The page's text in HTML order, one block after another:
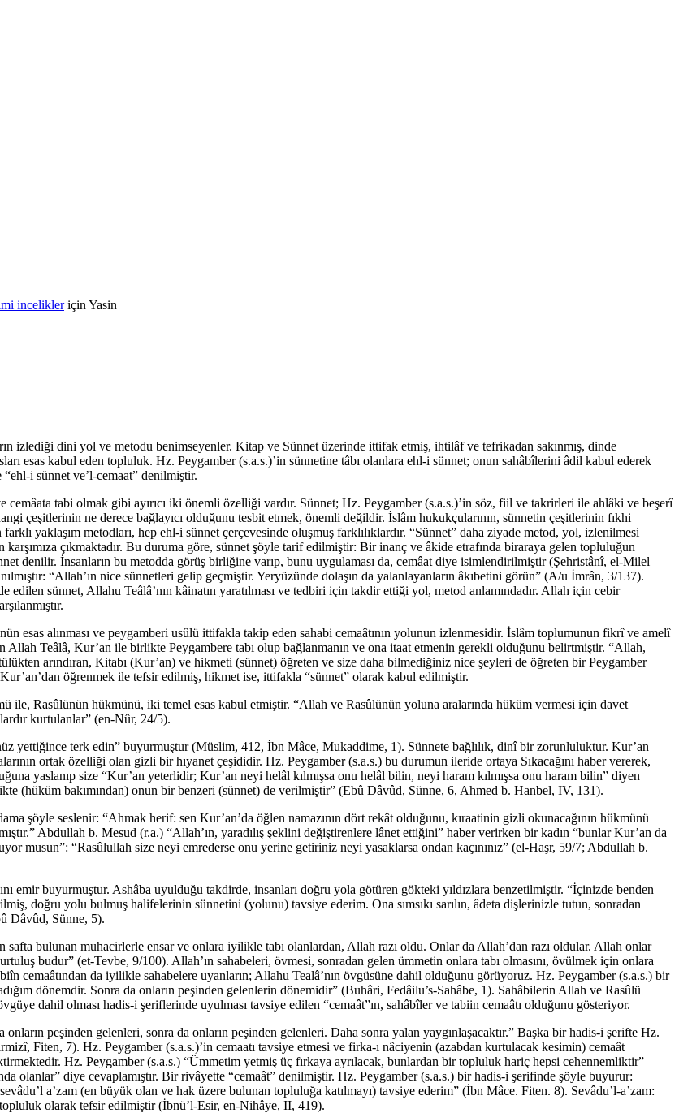
incelikleriçin Yasin
izlediği dini yol ve metodu benimseyenler. Kitap ve Sünnet üzerinde ittifak etmiş, ihtilâf ve tefrikadan sakınmış, dinde
esas kabul eden topluluk. Hz. Peygamber (s.a.s.)’in sünnetine tâbı olanlara ehl-i sünnet; onun sahâbîlerini âdil kabul ederek
i sünnet ve’l-cemaat” denilmiştir.
tabi olmak gibi ayırıcı iki önemli özelliği vardır. Sünnet; Hz. Peygamber (s.a.s.)’in söz, fiil ve takrirleri ile ahlâki ve beşerî
çeşitlerinin ne derece bağlayıcı olduğunu tesbit etmek, önemli değildir. İslâm hukukçularının, sünnetin çeşitlerinin fıkhi
yaklaşım metodları, hep ehl-i sünnet çerçevesinde oluşmuş farklılıklardır. “Sünnet” daha ziyade metod, yol, izlenilmesi
çıkmaktadır. Bu duruma göre, sünnet şöyle tarif edilmiştir: Bir inanç ve âkide etrafında biraraya gelen topluluğun
denilir. İnsanların bu metodda görüş birliğine varıp, bunu uygulaması da, cemâat diye isimlendirilmiştir (Şehristânî, el-Milel
“Allah’ın nice sünnetleri gelip geçmiştir. Yeryüzünde dolaşın da yalanlayanların âkıbetini görün” (A/u İmrân, 3/137).
sünnet, Allahu Teâlâ’nın kâinatın yaratılması ve tedbiri için takdir ettiği yol, metod anlamındadır. Allah için cebir
esas alınması ve peygamberi usûlü ittifakla takip eden sahabi cemaâtının yolunun izlenmesidir. İslâm toplumunun fikrî ve amelî
Teâlâ, Kur’an ile birlikte Peygambere tabı olup bağlanmanın ve ona itaat etmenin gerekli olduğunu belirtmiştir. “Allah,
arındıran, Kitabı (Kur’an) ve hikmeti (sünnet) öğreten ve size daha bilmediğiniz nice şeyleri de öğreten bir Peygamber
öğrenmek ile tefsir edilmiş, hikmet ise, ittifakla “sünnet” olarak kabul edilmiştir.
ile, Rasûlünün hükmünü, iki temel esas kabul etmiştir. “Allah ve Rasûlünün yoluna aralarında hüküm vermesi için davet
kurtulanlar” (en-Nûr, 24/5).
yettiğince terk edin” buyurmuştur (Müslim, 412, İbn Mâce, Mukaddime, 1). Sünnete bağlılık, dinî bir zorunluluktur. Kur’an
ortak özelliği olan gizli bir hıyanet çeşididir. Hz. Peygamber (s.a.s.) bu durumun ileride ortaya Sıkacağını haber vererek,
yaslanıp size “Kur’an yeterlidir; Kur’an neyi helâl kılmışsa onu helâl bilin, neyi haram kılmışsa onu haram bilin” diyen
(hüküm bakımından) onun bir benzeri (sünnet) de verilmiştir” (Ebû Dâvûd, Sünne, 6, Ahmed b. Hanbel, IV, 131).
şöyle seslenir: “Ahmak herif: sen Kur’an’da öğlen namazının dört rekât olduğunu, kıraatinin gizli okunacağının hükmünü
Abdullah b. Mesud (r.a.) “Allah’ın, yaradılış şeklini değiştirenlere lânet ettiğini” haber verirken bir kadın “bunlar Kur’an da
musun”: “Rasûlullah size neyi emrederse onu yerine getiriniz neyi yasaklarsa ondan kaçınınız” (el-Haşr, 59/7; Abdullah b.
emir buyurmuştur. Ashâba uyulduğu takdirde, insanları doğru yola götüren gökteki yıldızlara benzetilmiştir. “İçinizde benden
doğru yolu bulmuş halifelerinin sünnetini (yolunu) tavsiye ederim. Ona sımsıkı sarılın, âdeta dişlerinizle tutun, sonradan
Dâvûd, Sünne, 5).
bulunan muhacirlerle ensar ve onlara iyilikle tabı olanlardan, Allah razı oldu. Onlar da Allah’dan razı oldular. Allah onlar
budur” (et-Tevbe, 9/100). Allah’ın sahabeleri, övmesi, sonradan gelen ümmetin onlara tabı olmasını, övülmek için onlara
cemaâtından da iyilikle sahabelere uyanların; Allahu Tealâ’nın övgüsüne dahil olduğunu görüyoruz. Hz. Peygamber (s.a.s.) bir
dönemdir. Sonra da onların peşinden gelenlerin dönemidir” (Buhâri, Fedâilu’s-Sahâbe, 1). Sahâbilerin Allah ve Rasûlü
dahil olması hadis-i şeriflerinde uyulması tavsiye edilen “cemaât”ın, sahâbîler ve tabiin cemaâtı olduğunu gösteriyor.
onların peşinden gelenleri, sonra da onların peşinden gelenleri. Daha sonra yalan yaygınlaşacaktır.” Başka bir hadis-i şerifte Hz.
Fiten, 7). Hz. Peygamber (s.a.s.)’in cemaatı tavsiye etmesi ve firka-ı nâciyenin (azabdan kurtulacak kesimin) cemaât
Hz. Peygamber (s.a.s.) “Ümmetim yetmiş üç fırkaya ayrılacak, bunlardan bir topluluk hariç hepsi cehennemliktir”
olanlar” diye cevaplamıştır. Bir rivâyette “cemaât” denilmiştir. Hz. Peygamber (s.a.s.) bir hadis-i şerifinde şöyle buyurur:
a’zam (en büyük olan ve hak üzere bulunan topluluğa katılmayı) tavsiye ederim” (İbn Mâce. Fiten. 8). Sevâdu’l-a’zam:
olarak tefsir edilmiştir (İbnü’l-Esir, en-Nihâye, II, 419).